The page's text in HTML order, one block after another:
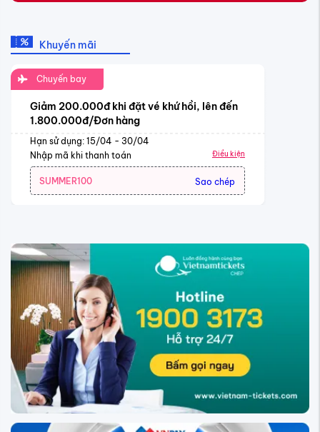
Khuyến mãi
Chuyến bay
Giảm 200.000đ khi đặt vé khứ hồi, lên đến
1.800.000đ/Đơn hàng
Hạn sử dụng: 15/04 - 30/04
Nhập mã khi thanh toán
Điều kiện
SUMMER100 Sao chép